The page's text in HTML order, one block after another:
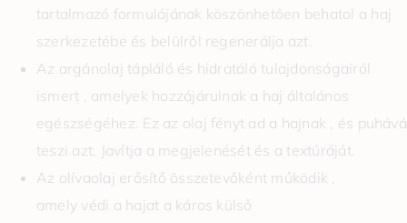
tartalmazó formulájának köszönhetően behatol a haj
szerkezetébe és belülről regenerálja azt.
Az argánolaj tápláló és hidratáló tulajdonságairól
ismert , amelyek hozzájárulnak a haj általános
egészségéhez. Ez az olaj fényt ad a hajnak , és puhává
teszi azt. Javítja a megjelenését és a textúráját.
Az olívaolaj erősítő összetevőként működik ,
amely védi a hajat a káros külső